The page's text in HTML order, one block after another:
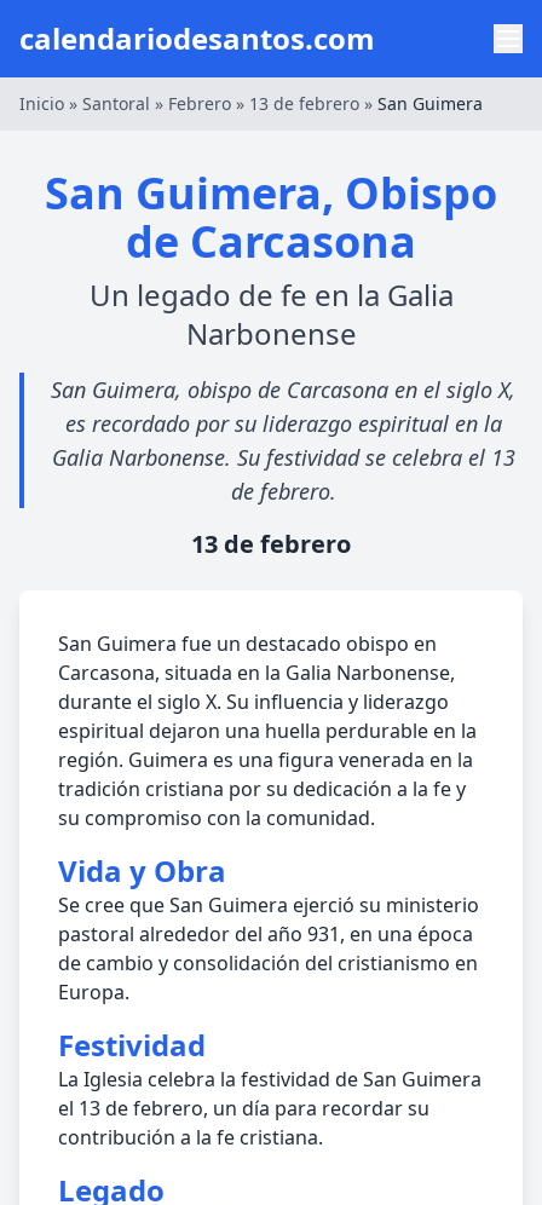
calendariodesantos.com
Inicio » Santoral » Febrero » 13 de febrero » San Guimera
San Guimera, Obispo
de Carcasona
Un legado de fe en la Galia
Narbonense
San Guimera, obispo de Carcasona en el siglo X,
es recordado por su liderazgo espiritual en la
Galia Narbonense. Su festividad se celebra el 13
de febrero.
13 de febrero
San Guimera fue un destacado obispo en
Carcasona, situada en la Galia Narbonense,
durante el siglo X. Su influencia y liderazgo
espiritual dejaron una huella perdurable en la
región. Guimera es una figura venerada en la
tradición cristiana por su dedicación a la fe y
su compromiso con la comunidad.
Vida y Obra
Se cree que San Guimera ejerció su ministerio
pastoral alrededor del año 931, en una época
de cambio y consolidación del cristianismo en
Europa.
Festividad
La Iglesia celebra la festividad de San Guimera
el 13 de febrero, un día para recordar su
contribución a la fe cristiana.
Legado